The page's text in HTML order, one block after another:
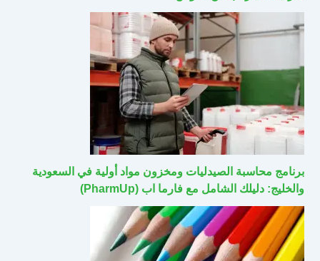
برنامج محاسبة الصيدليات ومخزون مواد أولية في السعودية
والخليج: دليلك الشامل مع فارما اب (PharmUp)